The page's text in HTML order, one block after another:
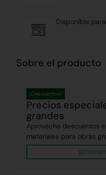
Disponible para
Sobre el producto
Precios
grandes
¡Descuentos!
Aprovecha descuentos
materiales para obras